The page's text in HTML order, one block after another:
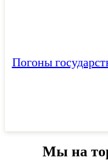
Погоны
Мы на